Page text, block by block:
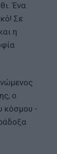
Ένα
Σε
η
ο
κόσμου -